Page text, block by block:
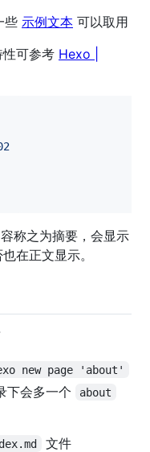
些 示例文本 可以取用
可参考 Hexo |
称之为摘要，会显示
在正文显示。
new page 'about'
下会多一个 about
文件